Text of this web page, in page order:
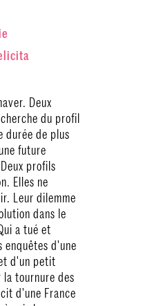
Deux
du profil
durée de plus
future
profils
Elles ne
Leur dilemme
dans le
a tué et
enquêtes d'une
d'un petit
la tournure des
d'une France